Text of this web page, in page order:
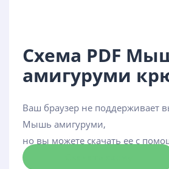
Схема PDF
амигуруми
Ваш браузер не поддерживает
Мышь амигуруми,
но вы можете скачать ее с